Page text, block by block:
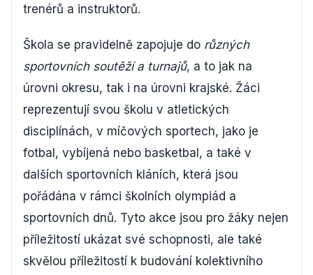
trenérů a instruktorů.
Škola se pravidelně zapojuje do různých
sportovních soutěží a turnajů, a to jak na
úrovni okresu, tak i na úrovni krajské. Žáci
reprezentují svou školu v atletických
disciplínách, v míčových sportech, jako je
fotbal, vybíjená nebo basketbal, a také v
dalších sportovních kláních, která jsou
pořádána v rámci školních olympiád a
sportovních dnů. Tyto akce jsou pro žáky nejen
příležitostí ukázat své schopnosti, ale také
skvělou příležitostí k budování kolektivního